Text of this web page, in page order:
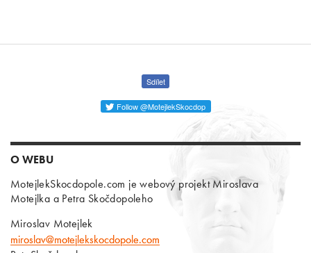
Sdílet
Follow @MotejlekSkocdop
O WEBU
MotejlekSkocdopole.com je webový projekt Miroslava
Motejlka a Petra Skočdopoleho
Miroslav Motejlek
miroslav@motejlekskocdopole.com